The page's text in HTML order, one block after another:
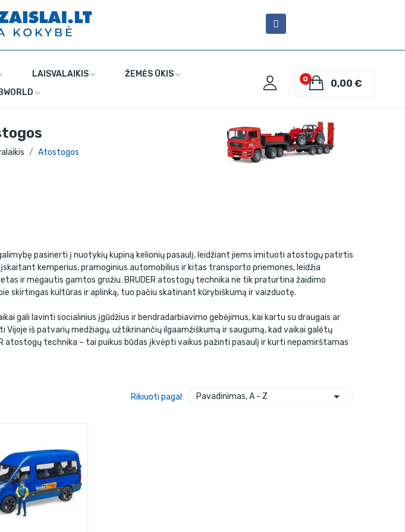
LAISVALAIKIS
ŽEMĖS ŪKIS
BWORLD
0,00 €
0
Atostogos
pasinerti į nuotykių kupiną kelionių pasaulį, leidžiant jiems imituoti atostogų patirtis
kemperius, pramoginius automobilius ir kitas transporto priemones, leidžia
ir mėgautis gamtos grožiu. BRUDER atostogų technika ne tik praturtina žaidimo
skirtingas kultūras ir aplinką, tuo pačiu skatinant kūrybiškumą ir vaizduotę.
gali lavinti socialinius įgūdžius ir bendradarbiavimo gebėjimus, kai kartu su draugais ar
Vijoje iš patvarių medžiagų, užtikrinančių ilgaamžiškumą ir saugumą, kad vaikai galėtų
atostogų technika – tai puikus būdas įkvėpti vaikus pažinti pasaulį ir kurti nepamirštamas
Rikiuoti pagal: Pavadinimas, A - Z 